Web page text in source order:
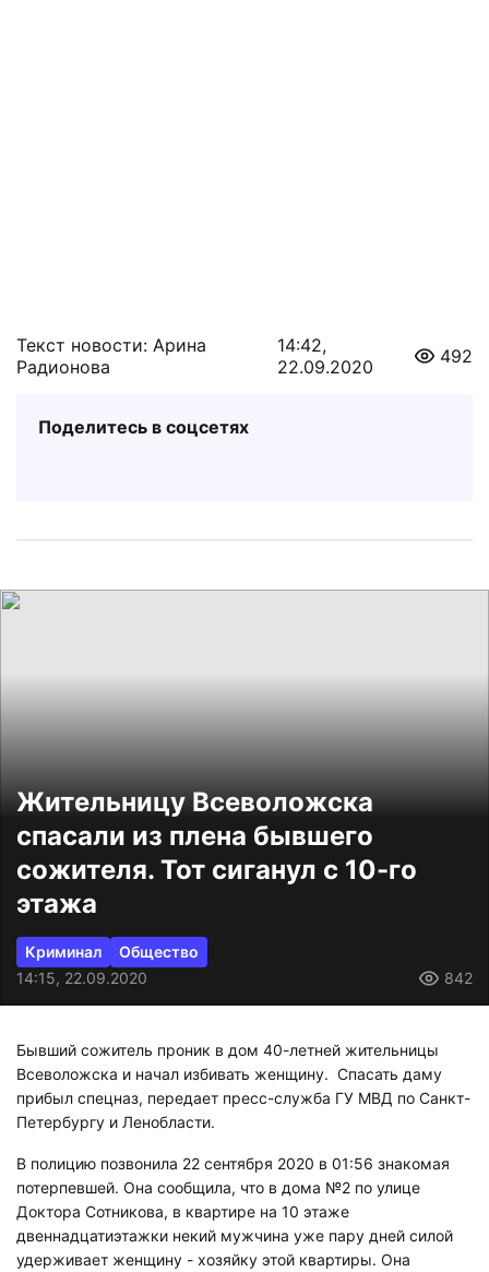
Текст новости: Арина
Радионова
14:42,
22.09.2020
492
Поделитесь в соцсетях
Жительницу Всеволожска
спасали из плена бывшего
сожителя. Тот сиганул с 10-го
этажа
Криминал
Общество
14:15, 22.09.2020
842
Бывший сожитель проник в дом 40-летней жительницы
Всеволожска и начал избивать женщину. Спасать даму
прибыл спецназ, передает пресс-служба ГУ МВД по Санкт-
Петербургу и Ленобласти.
В полицию позвонила 22 сентября 2020 в 01:56 знакомая
потерпевшей. Она сообщила, что в дома №2 по улице
Доктора Сотникова, в квартире на 10 этаже
двеннадцатиэтажки некий мужчина уже пару дней силой
удерживает женщину - хозяйку этой квартиры. Она